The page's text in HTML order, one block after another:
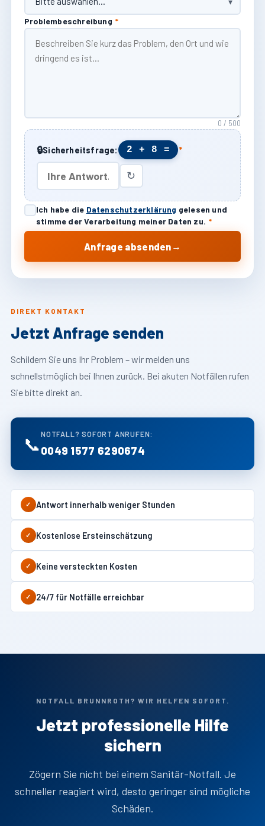
DIREKT KONTAKT
Jetzt Anfrage senden
Schildern Sie uns Ihr Problem – wir melden uns
schnellstmöglich bei Ihnen zurück. Bei akuten Notfällen rufen
Sie bitte direkt an.
📞 NOTFALL? SOFORT ANRUFEN:
0049 1577 6290674
✓ Antwort innerhalb weniger Stunden
✓ Kostenlose Ersteinschätzung
✓ Keine versteckten Kosten
✓ 24/7 für Notfälle erreichbar
Problembeschreibung *
0 / 500
🔒Sicherheitsfrage: 2 + 8 = *
↻
Ich habe die Datenschutzerklärung gelesen und
stimme der Verarbeitung meiner Daten zu. *
Anfrage absenden →
NOTFALL BRUNNROTH? WIR HELFEN SOFORT.
Jetzt professionelle Hilfe
sichern
Zögern Sie nicht bei einem Sanitär-Notfall. Je
schneller reagiert wird, desto geringer sind mögliche
Schäden.